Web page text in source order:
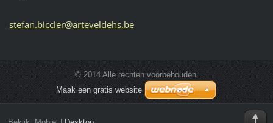
stefan.biccler@arteveldehs.be
© 2014 Alle rechten voorbehouden.
Maak een gratis website